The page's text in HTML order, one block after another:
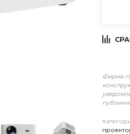
Фирма-